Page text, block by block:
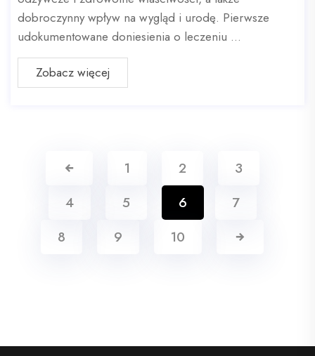
dobroczynny wpływ na wygląd i urodę. Pierwsze
udokumentowane doniesienia o leczeniu ...
Zobacz więcej
1 2
3
4
5 6
7
8
9 10